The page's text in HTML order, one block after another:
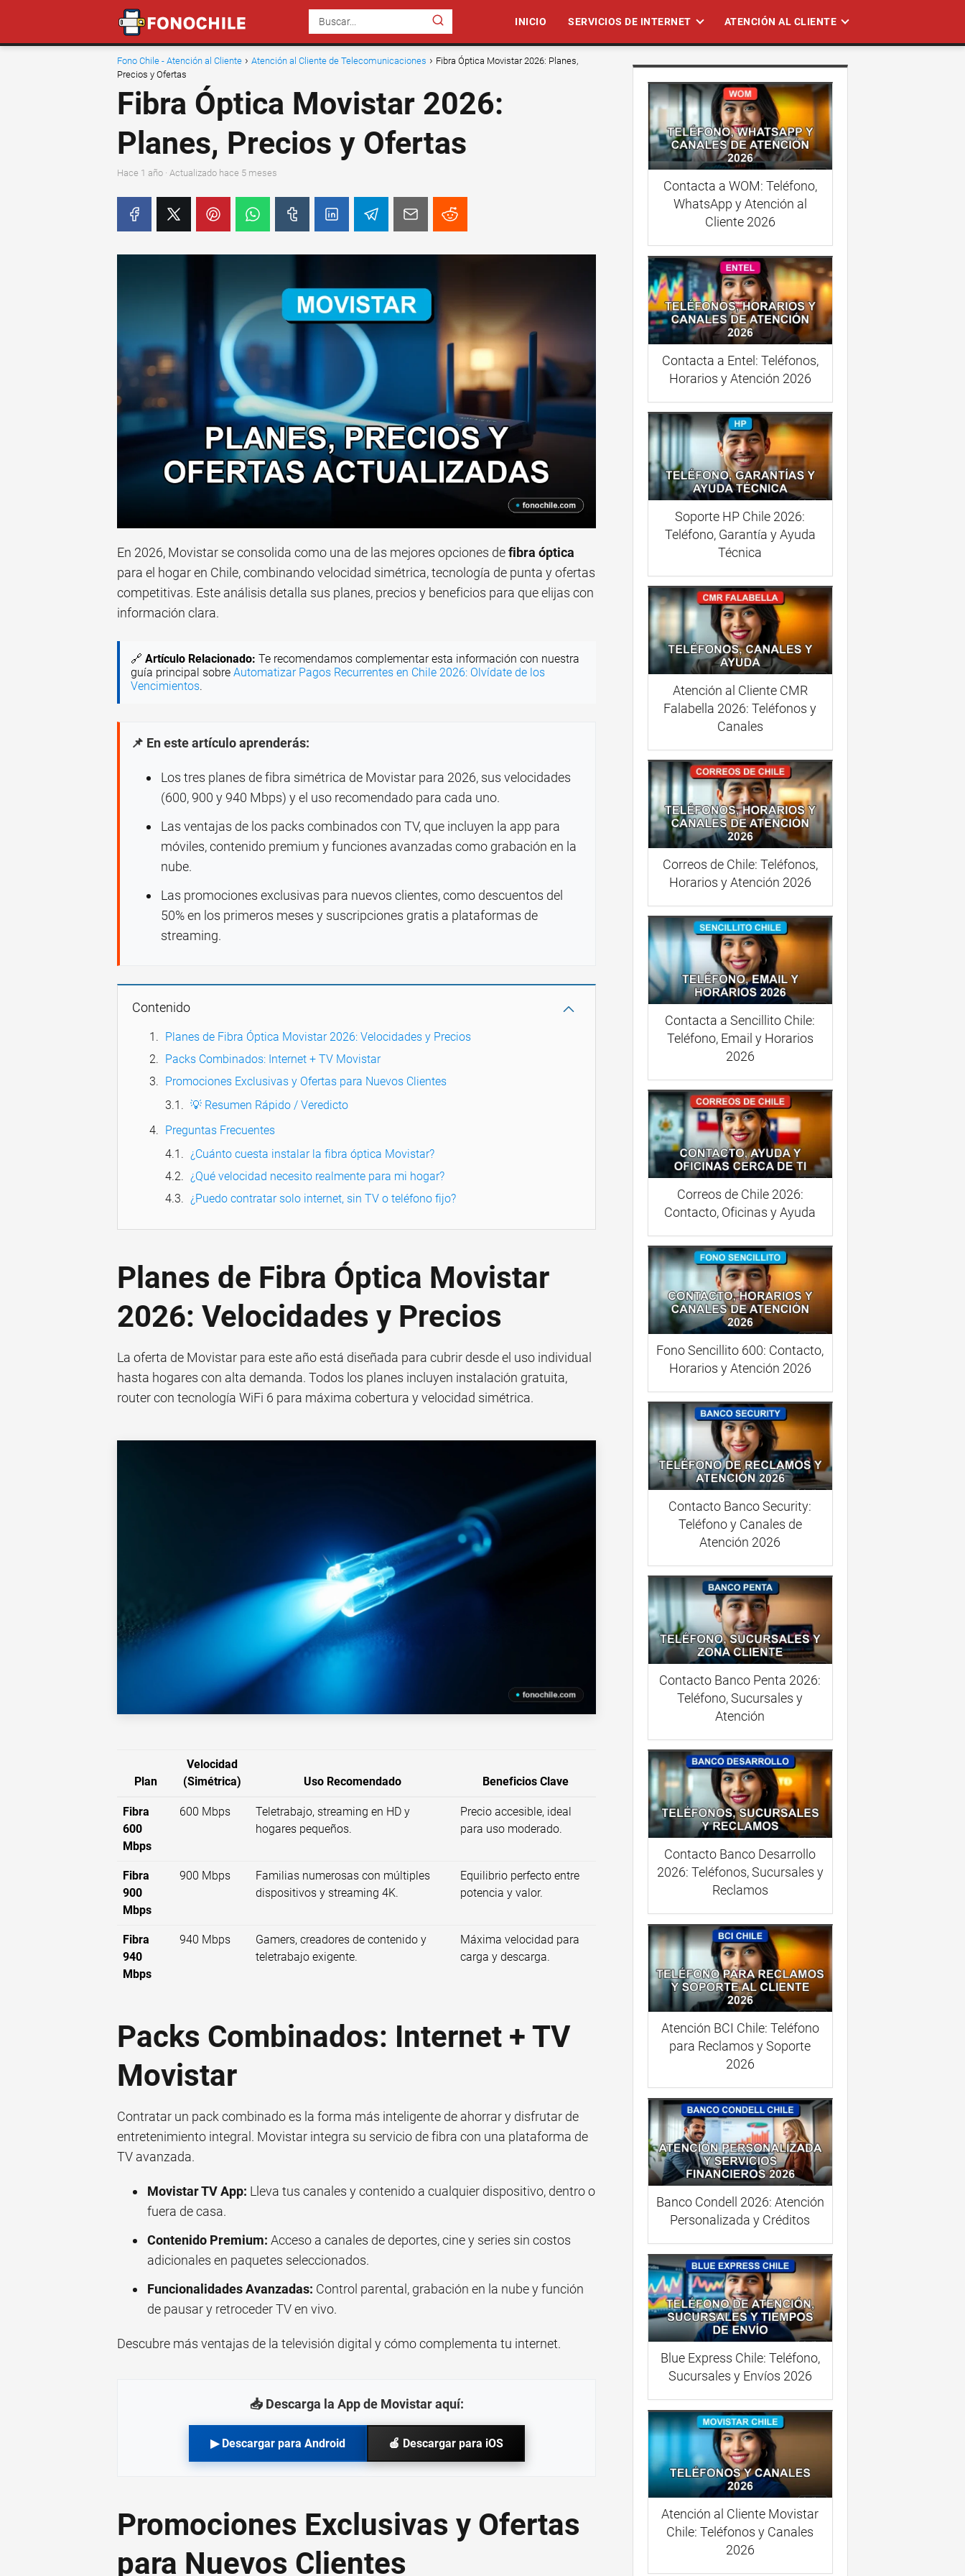
INICIO SERVICIOS DE INTERNET ATENCIÓN AL CLIENTE
Fono Chile - Atención al Cliente Atención al Cliente de Telecomunicaciones
Fibra Óptica Movistar 2026: Planes,
Precios y Ofertas
Fibra Óptica Movistar 2026:
Planes, Precios y Ofertas
hace 1 año · Actualizado hace 5 meses
En 2026, Movistar se consolida como una de las mejores opciones defibra óptica
para el hogar en Chile, combinando velocidad simétrica, tecnología de punta y ofertas
competitivas. Este análisis detalla sus planes, precios y beneficios para que elijas con
información clara.
🔗 Artículo Relacionado: Te recomendamos complementar esta información con nuestra
guía principal sobre Automatizar Pagos Recurrentes en Chile 2026: Olvídate de los
Vencimientos.
📌 En este artículo aprenderás:
Los tres planes de fibra simétrica de Movistar para 2026, sus velocidades
(600, 900 y 940 Mbps) y el uso recomendado para cada uno.
Las ventajas de los packs combinados con TV, que incluyen la app para
móviles, contenido premium y funciones avanzadas como grabación en la
nube.
Las promociones exclusivas para nuevos clientes, como descuentos del
50% en los primeros meses y suscripciones gratis a plataformas de
streaming.
Contenido
Planes de Fibra Óptica Movistar 2026: Velocidades y Precios
Packs Combinados: Internet + TV Movistar
Promociones Exclusivas y Ofertas para Nuevos Clientes
💡 Resumen Rápido / Veredicto
Preguntas Frecuentes
¿Cuánto cuesta instalar la fibra óptica Movistar?
¿Qué velocidad necesito realmente para mi hogar?
¿Puedo contratar solo internet, sin TV o teléfono fijo?
Planes de Fibra Óptica Movistar
2026: Velocidades y Precios
La oferta de Movistar para este año está diseñada para cubrir desde el uso individual
hasta hogares con alta demanda. Todos los planes incluyen instalación gratuita,
router con tecnología WiFi 6 para máxima cobertura y velocidad simétrica.
Plan
Velocidad
(Simétrica)
Uso Recomendado Beneficios Clave
Fibra
600
Mbps
600 Mbps
Teletrabajo, streaming en HD y
hogares pequeños.
Precio accesible, ideal
para uso moderado.
Fibra
900
Mbps
900 Mbps
Familias numerosas con múltiples
dispositivos y streaming 4K.
Equilibrio perfecto entre
potencia y valor.
Fibra
940
Mbps
940 Mbps
Gamers, creadores de contenido y
teletrabajo exigente.
Máxima velocidad para
carga y descarga.
Packs Combinados: Internet + TV
Movistar
Contratar un pack combinado es la forma más inteligente de ahorrar y disfrutar de
entretenimiento integral. Movistar integra su servicio de fibra con una plataforma de
TV avanzada.
Movistar TV App: Lleva tus canales y contenido a cualquier dispositivo, dentro o
fuera de casa.
Contenido Premium: Acceso a canales de deportes, cine y series sin costos
adicionales en paquetes seleccionados.
Funcionalidades Avanzadas: Control parental, grabación en la nube y función
de pausar y retroceder TV en vivo.
Descubre más ventajas de la televisión digital y cómo complementa tu internet.
📥 Descarga la App de Movistar aquí:
▶ Descargar para Android 🍎 Descargar para iOS
Promociones Exclusivas y Ofertas
para Nuevos Clientes
Contacta a WOM: Teléfono,
WhatsApp y Atención al
Cliente 2026
Contacta a Entel: Teléfonos,
Horarios y Atención 2026
Soporte HP Chile 2026:
Teléfono, Garantía y Ayuda
Técnica
Atención al Cliente CMR
Falabella 2026: Teléfonos y
Canales
Correos de Chile: Teléfonos,
Horarios y Atención 2026
Contacta a Sencillito Chile:
Teléfono, Email y Horarios
2026
Correos de Chile 2026:
Contacto, Oficinas y Ayuda
Fono Sencillito 600: Contacto,
Horarios y Atención 2026
Contacto Banco Security:
Teléfono y Canales de
Atención 2026
Contacto Banco Penta 2026:
Teléfono, Sucursales y
Atención
Contacto Banco Desarrollo
2026: Teléfonos, Sucursales y
Reclamos
Atención BCI Chile: Teléfono
para Reclamos y Soporte
2026
Banco Condell 2026: Atención
Personalizada y Créditos
Blue Express Chile: Teléfono,
Sucursales y Envíos 2026
Atención al Cliente Movistar
Chile: Teléfonos y Canales
2026